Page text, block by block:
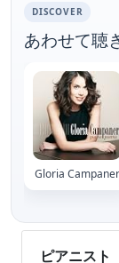
DISCOVER
あわせて聴
Gloria Campaner
ピアニスト